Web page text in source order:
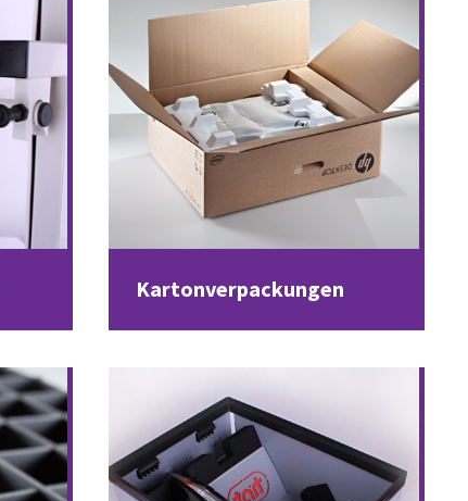
Kartonverpackungen